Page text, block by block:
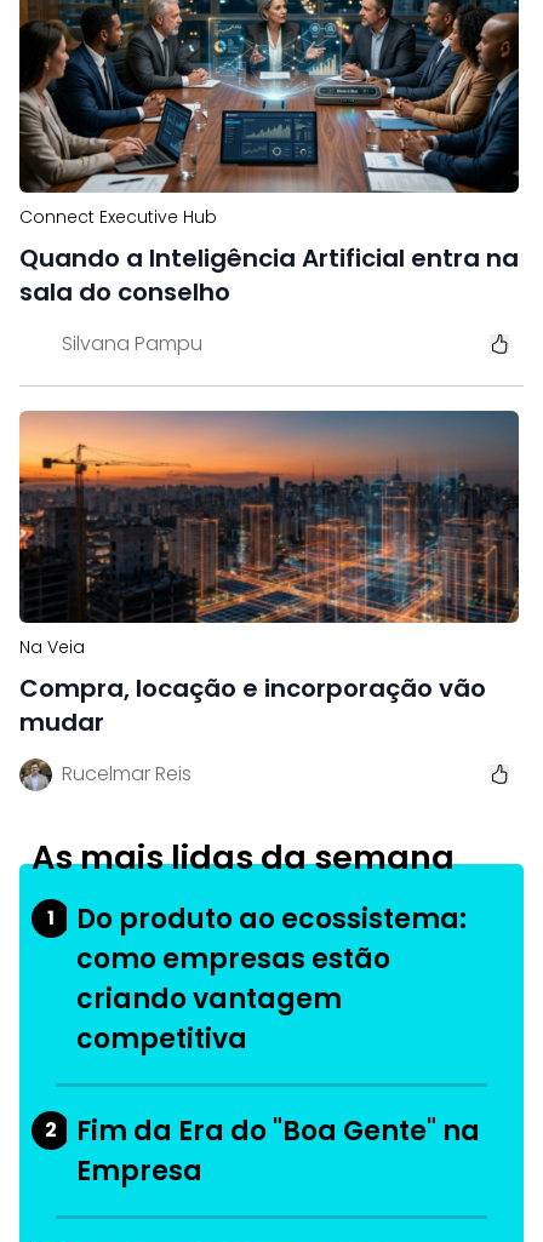
Connect Executive Hub
Quando a Inteligência Artificial entra na
sala do conselho
Silvana Pampu
Na Veia
Compra, locação e incorporação vão
mudar
Rucelmar Reis
As mais lidas da semana
1
Do produto ao ecossistema:
como empresas estão
criando vantagem
competitiva
2
Fim da Era do "Boa Gente" na
Empresa